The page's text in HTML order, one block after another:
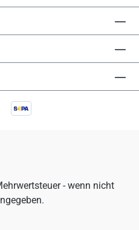
- wenn nicht